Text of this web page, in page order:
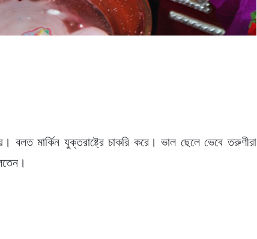
বলত মার্কিন যুক্তরাষ্ট্রে চাকরি করে। ভাল ছেলে ভেবে তরুণীরা